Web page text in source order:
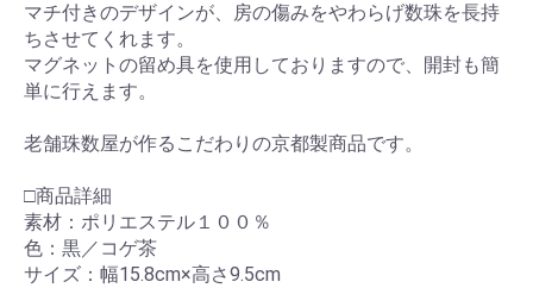
マチ付きのデザインが、房の傷みをやわらげ数珠を長持
ちさせてくれます。
マグネットの留め具を使用しておりますので、開封も簡
単に行えます。
老舗珠数屋が作るこだわりの京都製商品です。
□商品詳細
素材：ポリエステル１００％
色：黒／コゲ茶
サイズ：幅15.8cm×高さ9.5cm